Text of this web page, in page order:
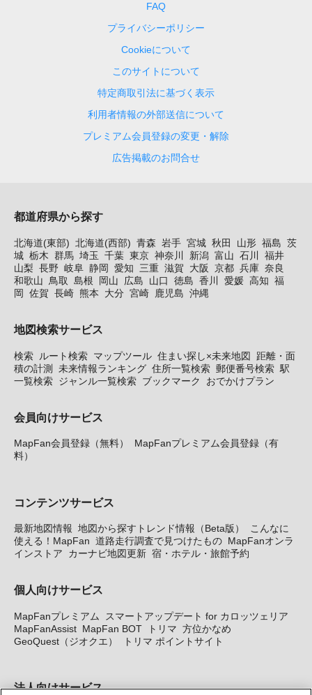
FAQ
プライバシーポリシー
Cookieについて
このサイトについて
特定商取引法に基づく表示
利用者情報の外部送信について
プレミアム会員登録の変更・解除
広告掲載のお問合せ
都道府県から探す
北海道(東部) 北海道(西部) 青森 岩手 宮城 秋田 山形 福島 茨
城 栃木 群馬 埼玉 千葉 東京 神奈川 新潟 富山 石川
福井
山梨 長野 岐阜 静岡 愛知 三重 滋賀 大阪 京都 兵庫 奈良
和歌山
鳥取 島根 岡山 広島 山口 徳島 香川 愛媛 高知 福
岡
佐賀 長崎 熊本 大分 宮崎 鹿児島 沖縄
地図検索サービス
検索 ルート検索 マップツール 住まい探し×未来地図
距離・面
積の計測 未来情報ランキング 住所一覧検索 郵便番号検索 駅
一覧検索 ジャンル一覧検索 ブックマーク おでかけプラン
会員向けサービス
MapFan会員登録（無料）
MapFanプレミアム会員登録（有
料）
コンテンツサービス
最新地図情報 地図から探すトレンド情報（Beta版）
こんなに
使える！MapFan 道路走行調査で見つけたもの MapFanオンラ
インストア
カーナビ地図更新 宿・ホテル・旅館予約
個人向けサービス
MapFanプレミアム
スマートアップデート for カロッツェリア
MapFanAssist MapFan BOT トリマ 方位かなめ
GeoQuest（ジオクエ）
トリマ ポイントサイト
法人向けサービス